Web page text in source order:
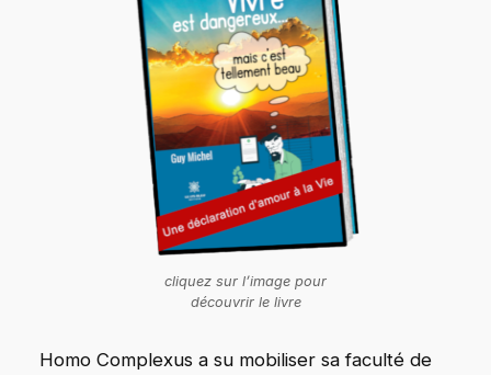
cliquez sur l’image pour
découvrir le livre
Homo Complexus a su mobiliser sa faculté de